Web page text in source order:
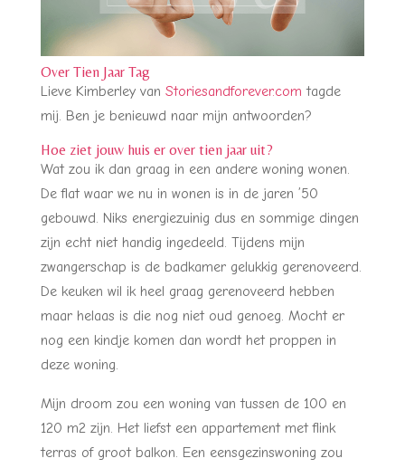
Over Tien Jaar Tag
Lieve Kimberley van Storiesandforever.com tagde
mij. Ben je benieuwd naar mijn antwoorden?
Hoe ziet jouw huis er over tien jaar uit?
Wat zou ik dan graag in een andere woning wonen.
De flat waar we nu in wonen is in de jaren ’50
gebouwd. Niks energiezuinig dus en sommige dingen
zijn echt niet handig ingedeeld. Tijdens mijn
zwangerschap is de badkamer gelukkig gerenoveerd.
De keuken wil ik heel graag gerenoveerd hebben
maar helaas is die nog niet oud genoeg. Mocht er
nog een kindje komen dan wordt het proppen in
deze woning.
Mijn droom zou een woning van tussen de 100 en
120 m2 zijn. Het liefst een appartement met flink
terras of groot balkon. Een eensgezinswoning zou